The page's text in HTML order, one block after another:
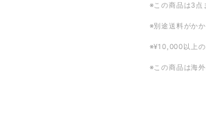
※この商品は3点
※別途送料がかか
※¥10,000以上の
※この商品は海